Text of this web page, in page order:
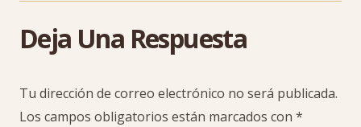
Deja Una Respuesta
Tu dirección de correo electrónico no será publicada.
Los campos obligatorios están marcados con *